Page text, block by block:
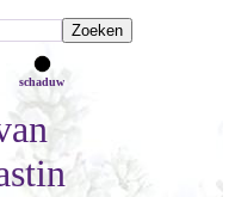
schaduw